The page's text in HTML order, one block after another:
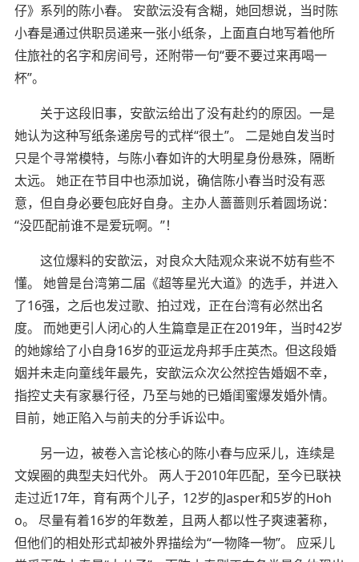
仔》系列的陈小春。 安歆沄没有含糊，她回想说，当时陈
小春是通过供职员递来一张小纸条，上面直白地写着他所
住旅社的名字和房间号，还附带一句“要不要过来再喝一
杯”。
关于这段旧事，安歆沄给出了没有赴约的原因。一是
她认为这种写纸条递房号的式样“很土”。 二是她自发当时
只是个寻常模特，与陈小春如许的大明星身份悬殊，隔断
太远。 她正在节目中也添加说，确信陈小春当时没有恶
意，但自身必要包庇好自身。主办人蔷蔷则乐着圆场说：
“没匹配前谁不是爱玩啊。”！
这位爆料的安歆沄，对良众大陆观众来说不妨有些不
懂。 她曾是台湾第二届《超等星光大道》的选手，并进入
了16强，之后也发过歌、拍过戏，正在台湾有必然出名
度。 而她更引人闭心的人生篇章是正在2019年，当时42岁
的她嫁给了小自身16岁的亚运龙舟邦手庄英杰。但这段婚
姻并未走向童线年最先，安歆沄众次公然控告婚姻不幸，
指控丈夫有家暴行径，乃至与她的已婚闺蜜爆发婚外情。
目前，她正陷入与前夫的分手诉讼中。
另一边，被卷入言论核心的陈小春与应采儿，连续是
文娱圈的典型夫妇代外。 两人于2010年匹配，至今已联袂
走过近17年，育有两个儿子，12岁的Jasper和5岁的Hoh
o。 尽量有着16岁的年数差，且两人都以性子爽速著称，
但他们的相处形式却被外界描绘为“一物降一物”。 应采儿